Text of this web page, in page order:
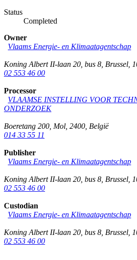
Status
Completed
Owner
Vlaams Energie- en Klimaatagentschap
Koning Albert II-laan 20, bus 8 Brussel
02 553 46 00
Processor
VLAAMSE INSTELLING VOOR
ONDERZOEK
Boeretang 200 Mol 2400 België
014 33 55 11
Publisher
Vlaams Energie- en Klimaatagentschap
Koning Albert II-laan 20, bus 8 Brussel
02 553 46 00
Custodian
Vlaams Energie- en Klimaatagentschap
Koning Albert II-laan 20, bus 8 Brussel
02 553 46 00